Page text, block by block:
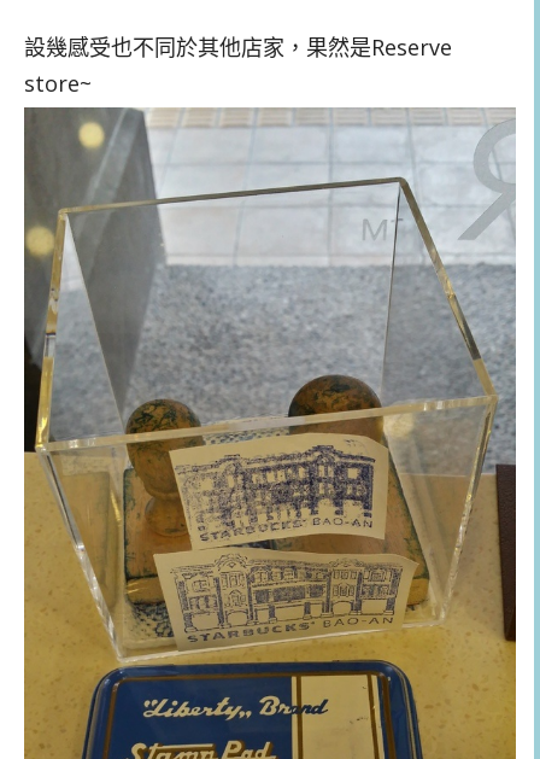
設幾感受也不同於其他店家，果然是Reserve
store~